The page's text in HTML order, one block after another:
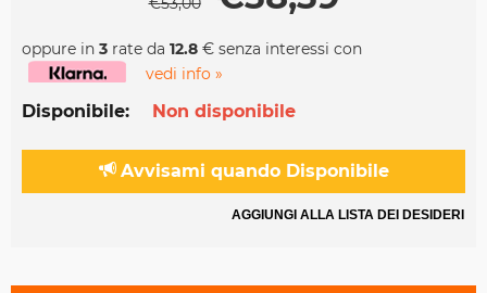
oppure in 3 rate da 12.8 € senza interessi con
vedi info »
Disponibile: Non disponibile
Avvisami quando Disponibile
AGGIUNGI ALLA LISTA DEI DESIDERI